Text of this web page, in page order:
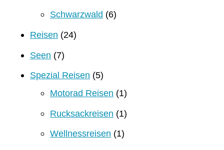
Schwarzwald (6)
Reisen (24)
Seen (7)
Spezial Reisen (5)
Motorad Reisen (1)
Rucksackreisen (1)
Wellnessreisen (1)